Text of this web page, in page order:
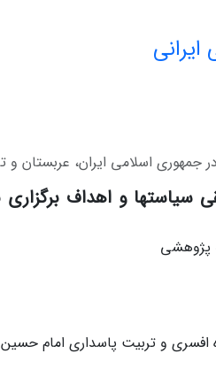
جمهوری اسلامی ایران، عربستان و
سیاستها و اهداف
پژوهشی
افسری و تربیت پاسداری امام